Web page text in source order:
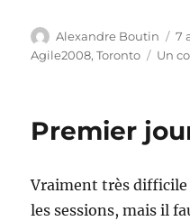
Auteur
Alexandre Boutin
le
7
Agile2008,Toronto Un
Premier
Vraiment très
les sessions, mais il